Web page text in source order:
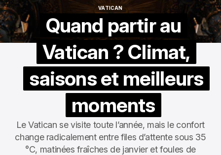
VATICAN
Quand partir au
Vatican ? Climat,
saisons et meilleurs
moments
Le Vatican se visite toute l’année, mais le confort
change radicalement entre files d’attente sous 35
°C, matinées fraîches de janvier et foules de